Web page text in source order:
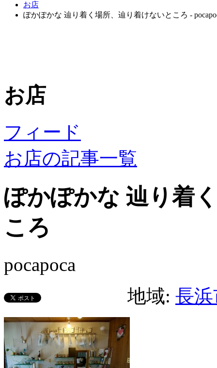
お店
ぽかぽかな 辿り着く場所、辿り着けないところ -
お店
フィード
お店の記事一覧
ぽかぽかな 辿り着
ころ
pocapoca
地域: 長